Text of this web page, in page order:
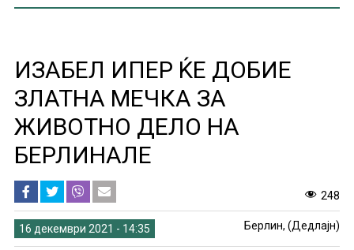
ИЗАБЕЛ ИПЕР ЌЕ ДОБИЕ
ЗЛАТНА МЕЧКА ЗА
ЖИВОТНО ДЕЛО НА
БЕРЛИНАЛЕ
248
16 декември 2021 - 14:35 Берлин, (Дедлајн)